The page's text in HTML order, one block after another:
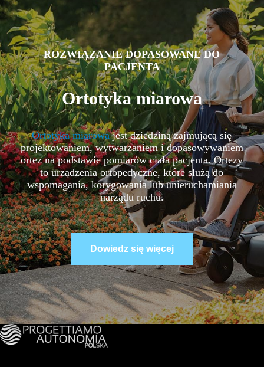
ROZWIĄZANIE DOPASOWANE DO
PACJENTA
Ortotyka miarowa
Ortotyka miarowajest dziedziną zajmującą się
projektowaniem, wytwarzaniem i dopasowywaniem
ortez na podstawie pomiarów ciała pacjenta. Ortezy
to urządzenia ortopedyczne, które służą do
wspomagania, korygowania lub unieruchamiania
narządu ruchu.
Dowiedz się więcej